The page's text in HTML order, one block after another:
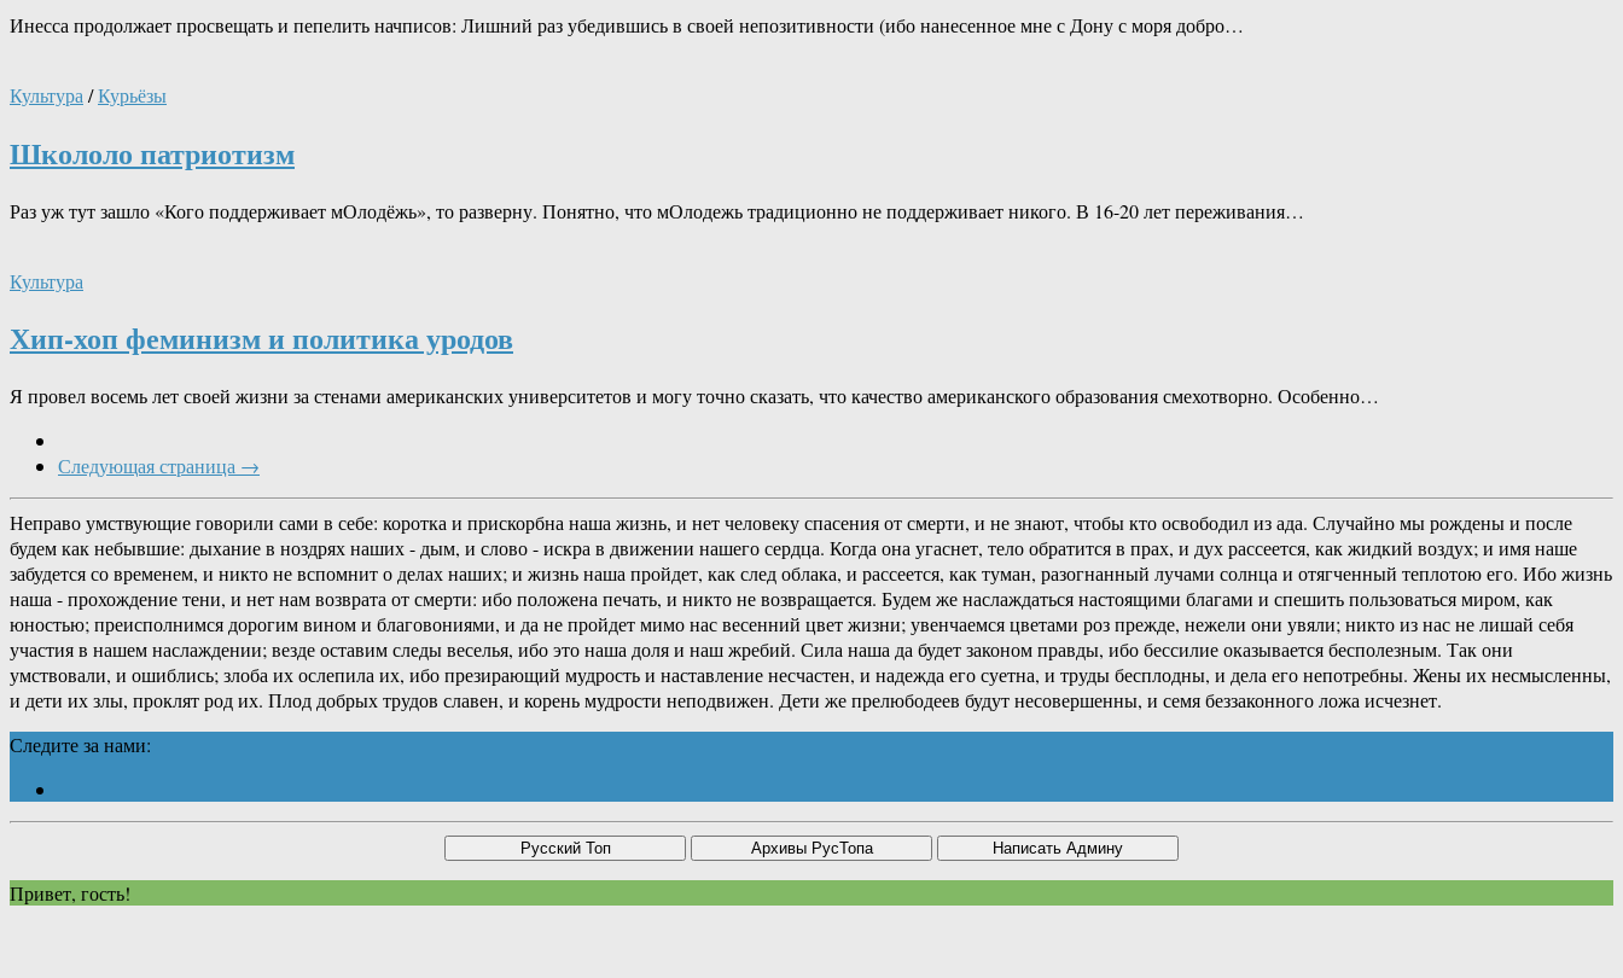
Инесса продолжает просвещать и пепелить начписов: Лишний раз убедившись в своей непозитивности (ибо нанесенное мне с Дону с моря добро…
Культура /Курьёзы
Школоло патриотизм
Раз уж тут зашло «Кого поддерживает мОлодёжь», то разверну. Понятно, что мОлодежь традиционно не поддерживает никого. В 16-20 лет переживания…
Культура
Хип-хоп феминизм и политика уродов
Я провел восемь лет своей жизни за стенами американских университетов и могу точно сказать, что качество американского образования смехотворно. Особенно…
Следующая страница →
Неправо умствующие говорили сами в себе: коротка и прискорбна наша жизнь, и нет человеку спасения от смерти, и не знают, чтобы кто освободил из ада. Случайно мы рождены и после
будем как небывшие: дыхание в ноздрях наших - дым, и слово - искра в движении нашего сердца. Когда она угаснет, тело обратится в прах, и дух рассеется, как жидкий воздух; и имя наше
забудется со временем, и никто не вспомнит о делах наших; и жизнь наша пройдет, как след облака, и рассеется, как туман, разогнанный лучами солнца и отягченный теплотою его. Ибо жизнь
наша - прохождение тени, и нет нам возврата от смерти: ибо положена печать, и никто не возвращается. Будем же наслаждаться настоящими благами и спешить пользоваться миром, как
юностью; преисполнимся дорогим вином и благовониями, и да не пройдет мимо нас весенний цвет жизни; увенчаемся цветами роз прежде, нежели они увяли; никто из нас не лишай себя
участия в нашем наслаждении; везде оставим следы веселья, ибо это наша доля и наш жребий. Сила наша да будет законом правды, ибо бессилие оказывается бесполезным. Так они
умствовали, и ошиблись; злоба их ослепила их, ибо презирающий мудрость и наставление несчастен, и надежда его суетна, и труды бесплодны, и дела его непотребны. Жены их несмысленны,
и дети их злы, проклят род их. Плод добрых трудов славен, и корень мудрости неподвижен. Дети же прелюбодеев будут несовершенны, и семя беззаконного ложа исчезнет.
Следите за нами:
Привет, гость!